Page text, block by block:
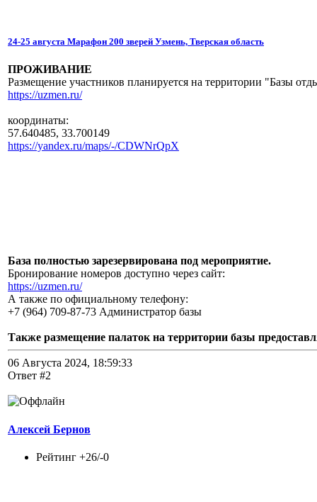
24-25 августа Марафон 200 зверей Узмень, Тверская область
ПРОЖИВАНИЕ
Размещение участников планируется на территории "Базы
https://uzmen.ru/
координаты:
57.640485, 33.700149
https://yandex.ru/maps/-/CDWNrQpX
База полностью зарезервирована под мероприятие.
Бронирование номеров доступно через сайт:
https://uzmen.ru/
А также по официальному телефону:
+7 (964) 709-87-73 Администратор базы
Также размещение палаток на территории базы
06 Августа 2024, 18:59:33
Ответ #2
Алексей Бернов
Рейтинг +26/-0